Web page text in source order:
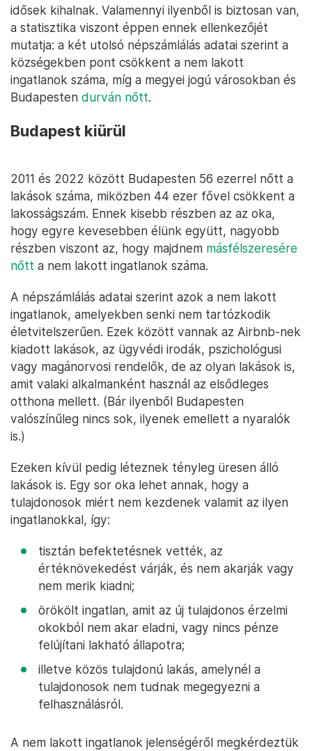
idősek kihalnak. Valamennyi ilyenből is biztosan van,
a statisztika viszont éppen ennek ellenkezőjét
mutatja: a két utolsó népszámlálás adatai szerint a
községekben pont csökkent a nem lakott
ingatlanok száma, míg a megyei jogú városokban és
Budapesten durván nőtt.
Budapest kiürül
2011 és 2022 között Budapesten 56 ezerrel nőtt a
lakások száma, miközben 44 ezer fővel csökkent a
lakosságszám. Ennek kisebb részben az az oka,
hogy egyre kevesebben élünk együtt, nagyobb
részben viszont az, hogy majdnem másfélszeresére
nőtt a nem lakott ingatlanok száma.
A népszámlálás adatai szerint azok a nem lakott
ingatlanok, amelyekben senki nem tartózkodik
életvitelszerűen. Ezek között vannak az Airbnb-nek
kiadott lakások, az ügyvédi irodák, pszichológusi
vagy magánorvosi rendelők, de az olyan lakások is,
amit valaki alkalmanként használ az elsődleges
otthona mellett. (Bár ilyenből Budapesten
valószínűleg nincs sok, ilyenek emellett a nyaralók
is.)
Ezeken kívül pedig léteznek tényleg üresen álló
lakások is. Egy sor oka lehet annak, hogy a
tulajdonosok miért nem kezdenek valamit az ilyen
ingatlanokkal, így:
tisztán befektetésnek vették, az
értéknövekedést várják, és nem akarják vagy
nem merik kiadni;
örökölt ingatlan, amit az új tulajdonos érzelmi
okokból nem akar eladni, vagy nincs pénze
felújítani lakható állapotra;
illetve közös tulajdonú lakás, amelynél a
tulajdonosok nem tudnak megegyezni a
felhasználásról.
A nem lakott ingatlanok jelenségéről megkérdeztük